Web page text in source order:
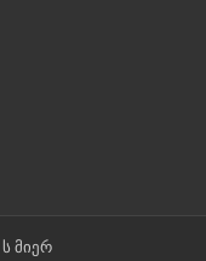
ს მიერ